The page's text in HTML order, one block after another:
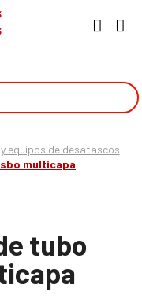
equipos de desatascos
multicapa
tubo